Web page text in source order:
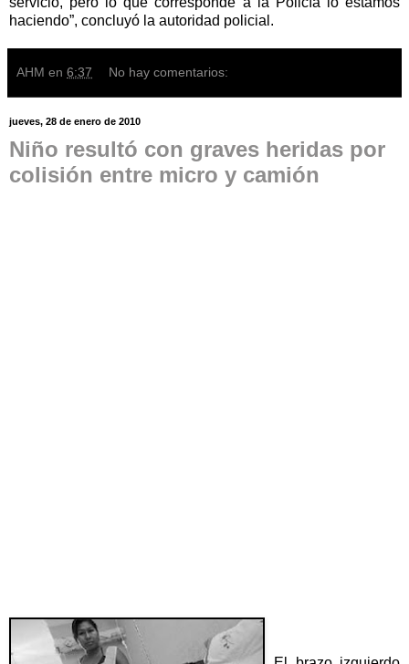
haciendo”, concluyó la autoridad policial.
AHM en 6:37 No hay comentarios:
jueves, 28 de enero de 2010
Niño resultó con graves heridas por
colisión entre micro y camión